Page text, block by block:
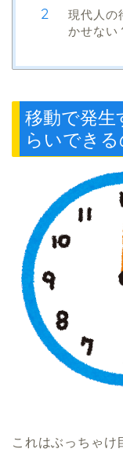
現代人の
かせない
移動で発生
らいできる
これはぶっちゃけ